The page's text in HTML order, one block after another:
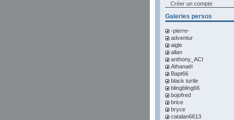
Créer un compte
Galeries persos
-pierre-
adventur
aigle
allan
anthony_ACI
Athanaël
Bapt66
black turtle
blingbling66
bojofred
brice
bryce
catalan6613